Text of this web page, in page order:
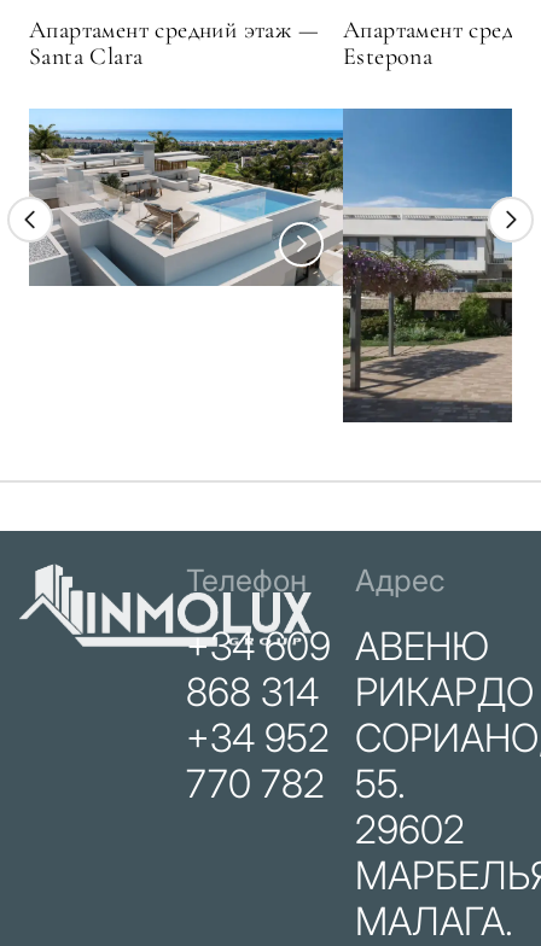
Апартамент средний этаж —
Santa Clara
Апартамент
Estepona
Телефон
+34 609
868 314
+34 952
770 782
Адрес
АВЕНЮ
РИКАРДО
55.
29602
МАЛАГА.